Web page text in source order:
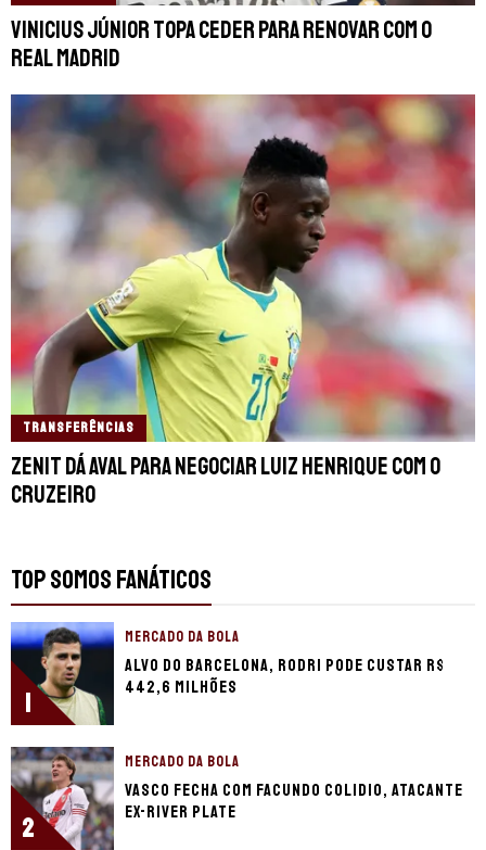
Vinicius Júnior topa ceder para renovar com o
Real Madrid
TRANSFERÊNCIAS
Zenit dá aval para negociar Luiz Henrique com o
Cruzeiro
TOP SOMOS FANÁTICOS
1
MERCADO DA BOLA
Alvo do Barcelona, Rodri pode custar R$
442,6 milhões
2
MERCADO DA BOLA
Vasco fecha com Facundo Colidio, atacante
ex-River Plate